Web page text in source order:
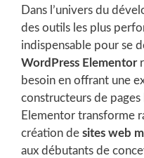
Dans l’univers du
des outils les plus
indispensable pour se
WordPress Elementor
besoin en offrant une
constructeurs de pages
Elementor transforme
création de sites web
aux débutants de